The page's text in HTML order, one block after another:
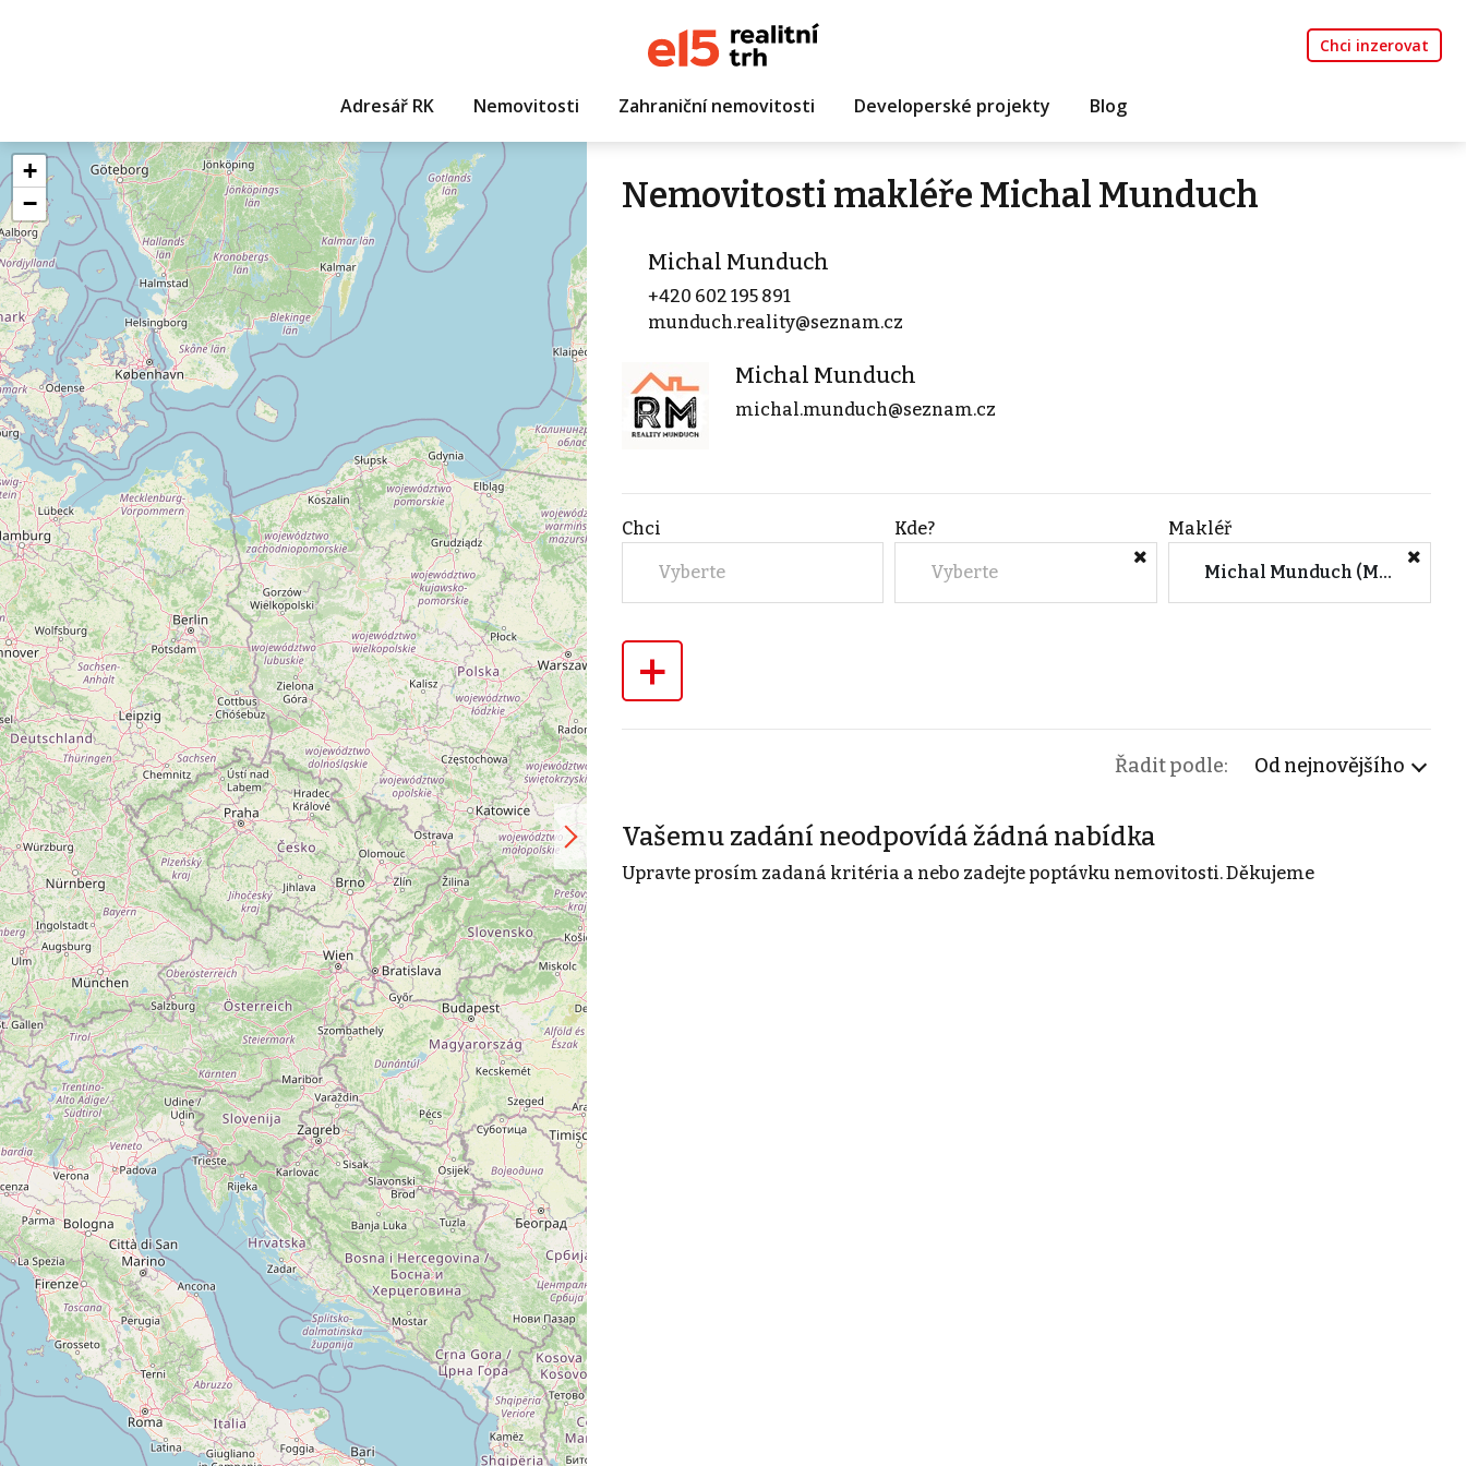
Chci inzerovat
Adresář RK Nemovitosti Zahraniční nemovitosti Developerské projekty Blog
+
−
Nemovitosti makléře Michal Munduch
Michal Munduch
+420 602 195 891
munduch.reality@seznam.cz
Michal Munduch
michal.munduch@seznam.cz
Chci
Vyberte
Kde?
Vyberte
Makléř
Michal Munduch (Michal Munduch)
+
Řadit podle: Od nejnovějšího
Vašemu zadání neodpovídá žádná nabídka
Upravte prosím zadaná kritéria a nebo zadejte poptávku nemovitosti. Děkujeme